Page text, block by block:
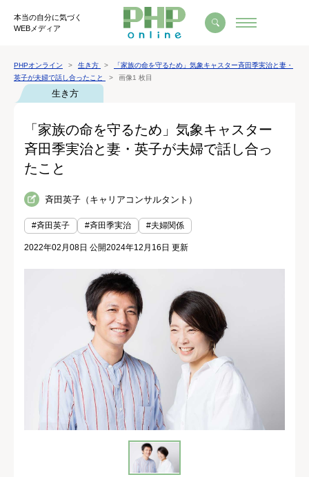
本当の自分に気づく
WEBメディア
PHPオンライン 生き方
「家族の命を守るため」気象キャスター斉田季実治と妻・
英子が夫婦で話し合ったこと
画像1 枚目
生き方
「家族の命を守るため」気象キャスター
斉田季実治と妻・英子が夫婦で話し合っ
たこと
斉田英子（キャリアコンサルタント）
#斉田英子 #斉田季実治 #夫婦関係
2022年02月08日 公開2024年12月16日 更新